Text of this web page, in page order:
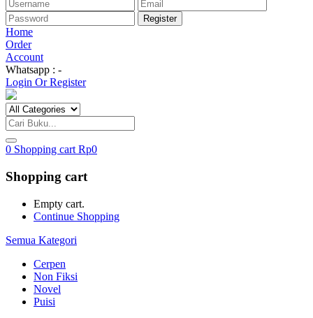
Home
Order
Account
Whatsapp : -
Login Or Register
0 Shopping cart Rp0
Shopping cart
Empty cart.
Continue Shopping
Semua Kategori
Cerpen
Non Fiksi
Novel
Puisi